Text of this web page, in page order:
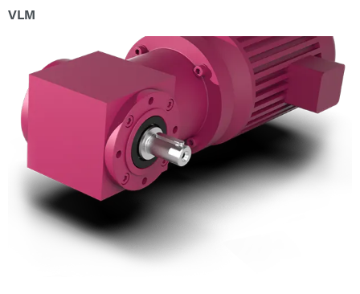
Nom
Nom de l'entreprise
E-Mail
Adresse
VLM